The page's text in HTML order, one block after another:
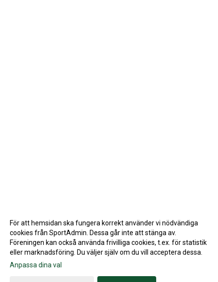
Gå till Webbversion
För att hemsidan ska fungera korrekt använder vi nödvändiga
cookies från SportAdmin. Dessa går inte att stänga av.
Föreningen kan också använda frivilliga cookies, t.ex. för statistik
eller marknadsföring. Du väljer själv om du vill acceptera dessa.
Anpassa dina val